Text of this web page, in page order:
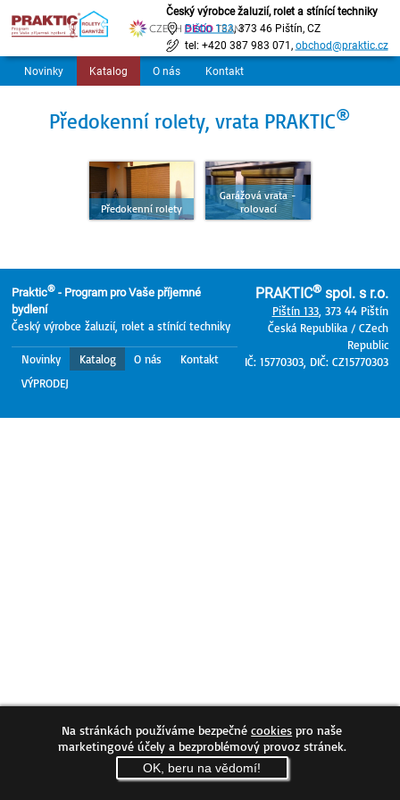
Český výrobce žaluzií, rolet a stínící techniky
Pištín 133, 373 46 Pištín, CZ
tel: +420 387 983 071, obchod@praktic.cz
Novinky Katalog O nás Kontakt
Předokenní rolety, vrata PRAKTIC®
Předokenní rolety
Garážová vrata -
rolovací
Praktic® - Program pro Vaše příjemné
bydlení
Český výrobce žaluzií, rolet a stínící techniky
Novinky Katalog O nás
Kontakt
VÝPRODEJ
PRAKTIC®spol. s r.o.
Pištín 133, 373 44 Pištín
Česká Republika / CZech
Republic
IČ: 15770303, DIČ: CZ15770303
Na stránkách používáme bezpečnécookies pro naše
marketingové účely a bezproblémový provoz stránek.
OK, beru na vědomí!